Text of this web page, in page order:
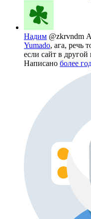
Надим @zkrvndm
Yumado, ага, речь
если сайт в другой
Написано более